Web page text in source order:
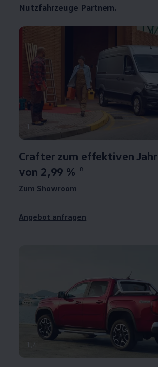
Nutzfahrzeuge Partnern.
1
Crafterzum effektiven
von 2,99 %
8
Zum Showroom
Angebot anfragen
1 4